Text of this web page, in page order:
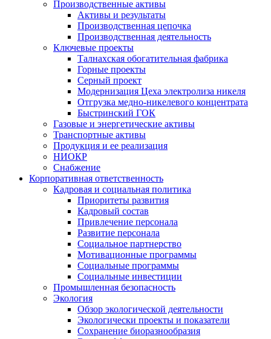
Производственные активы
Активы и результаты
Производственная цепочка
Производственная деятельность
Ключевые проекты
Талнахская обогатительная фабрика
Горные проекты
Серный проект
Модернизация Цеха электролиза никеля
Отгрузка медно-никелевого концентрата
Быстринский ГОК
Газовые и энергетические активы
Транспортные активы
Продукция и ее реализация
НИОКР
Снабжение
Корпоративная ответственность
Кадровая и социальная политика
Приоритеты развития
Кадровый состав
Привлечение персонала
Развитие персонала
Социальное партнерство
Мотивационные программы
Социальные программы
Социальные инвестиции
Промышленная безопасность
Экология
Обзор экологической деятельности
Экологически проекты и показатели
Сохранение биоразнообразия